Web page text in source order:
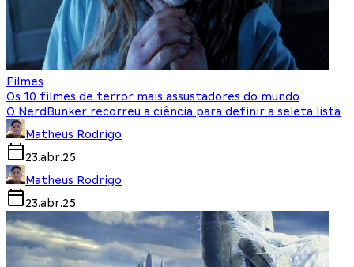
Filmes
Os 10 filmes de terror mais assustadores do mundo
O NerdBunker recorreu a ciência para definir a seleta lista
Matheus Rodrigo
23.abr.25
Matheus Rodrigo
23.abr.25